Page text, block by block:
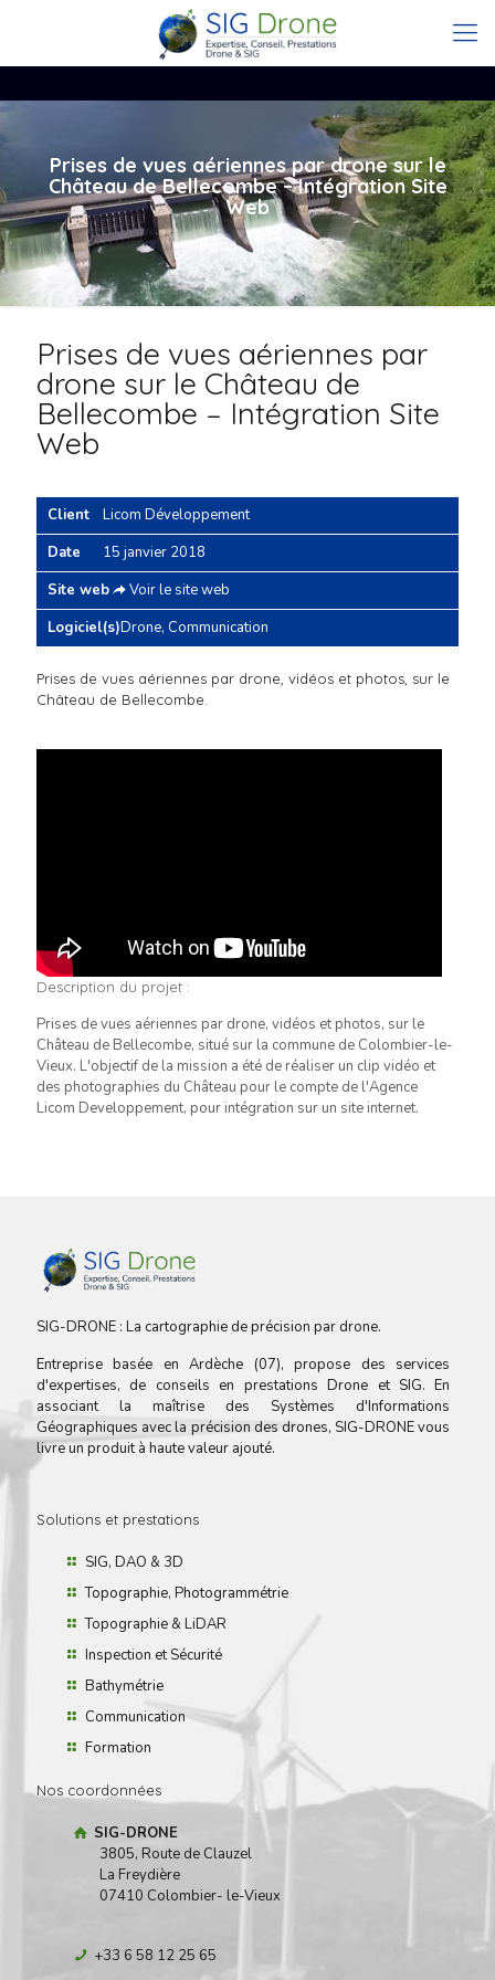
Prises de vues aériennes par drone sur le
Château de Bellecombe – Intégration Site
Web
Prises de vues aériennes par
drone sur le Château de
Bellecombe – Intégration Site
Web
Client
Licom Développement
Date
15 janvier 2018
Site web
Voir le site web
Logiciel(s)Drone, Communication
Prises de vues aériennes par drone, vidéos et photos, sur le
Château de Bellecombe.
Description du projet :
Prises de vues aériennes par drone, vidéos et photos, sur le
Château de Bellecombe, situé sur la commune de Colombier-le-
Vieux. L'objectif de la mission a été de réaliser un clip vidéo et
des photographies du Château pour le compte de l'Agence
Licom Developpement, pour intégration sur un site internet.
SIG-DRONE : La cartographie de précision par drone.
Entreprise basée en Ardèche (07), propose des services
d'expertises, de conseils en prestations Drone et SIG. En
associant la maîtrise des Systèmes d'Informations
Géographiques avec la précision des drones, SIG-DRONE vous
livre un produit à haute valeur ajouté.
Solutions et prestations
SIG, DAO & 3D
Topographie, Photogrammétrie
Topographie & LiDAR
Inspection et Sécurité
Bathymétrie
Communication
Formation
Nos coordonnées
SIG-DRONE
3805, Route de Clauzel
La Freydière
07410 Colombier- le-Vieux
+33 6 58 12 25 65